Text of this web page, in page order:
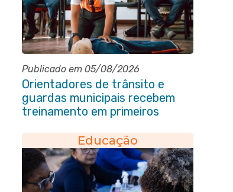
Publicado em 05/08/2026
Orientadores de trânsito e
guardas municipais recebem
treinamento em primeiros
Educação